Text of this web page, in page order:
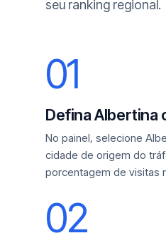
seu ranking regional.
01
Defina Albertina
No painel, selecione
cidade de origem do
porcentagem de visitas
02